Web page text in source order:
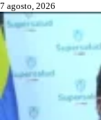
7 agosto, 2026